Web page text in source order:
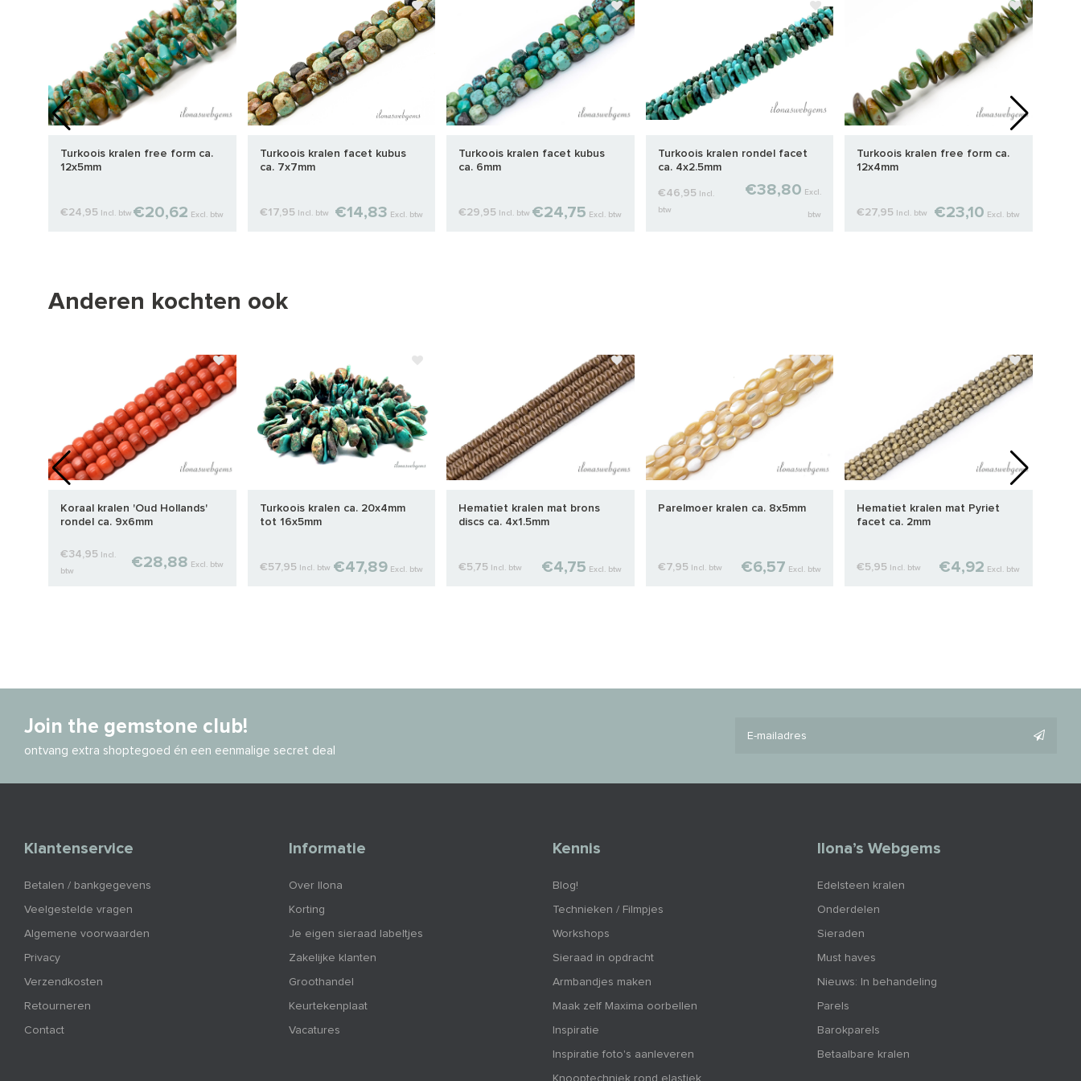
Turkoois kralen free form ca.
12x5mm
€24,95 Incl. btw €20,62 Excl. btw
Turkoois kralen facet kubus
ca. 7x7mm
€17,95 Incl. btw €14,83 Excl. btw
Turkoois kralen facet kubus
ca. 6mm
€29,95 Incl. btw €24,75 Excl. btw
Turkoois kralen rondel facet
ca. 4x2.5mm
€46,95
Incl.
btw
€38,80 Excl.
btw
Turkoois kralen free form ca.
12x4mm
€27,95 Incl. btw €23,10 Excl. btw
Anderen kochten ook
Koraal kralen 'Oud Hollands'
rondel ca. 9x6mm
€34,95
Incl.
btw
€28,88 Excl. btw
Turkoois kralen ca. 20x4mm
tot 16x5mm
€57,95 Incl. btw €47,89 Excl. btw
Hematiet kralen mat brons
discs ca. 4x1.5mm
€5,75 Incl. btw €4,75 Excl. btw
Parelmoer kralen ca. 8x5mm
€7,95 Incl. btw €6,57 Excl. btw
Hematiet kralen mat Pyriet
facet ca. 2mm
€5,95 Incl. btw €4,92 Excl. btw
Join the gemstone club!
ontvang extra shoptegoed én een eenmalige secret deal
Klantenservice
Betalen / bankgegevens
Veelgestelde vragen
Algemene voorwaarden
Privacy
Verzendkosten
Retourneren
Contact
Informatie
Over Ilona
Korting
Je eigen sieraad labeltjes
Zakelijke klanten
Groothandel
Keurtekenplaat
Vacatures
Kennis
Blog!
Technieken / Filmpjes
Workshops
Sieraad in opdracht
Armbandjes maken
Maak zelf Maxima oorbellen
Inspiratie
Inspiratie foto's aanleveren
Ilona’s Webgems
Edelsteen kralen
Onderdelen
Sieraden
Must haves
Nieuws: In behandeling
Parels
Barokparels
Betaalbare kralen